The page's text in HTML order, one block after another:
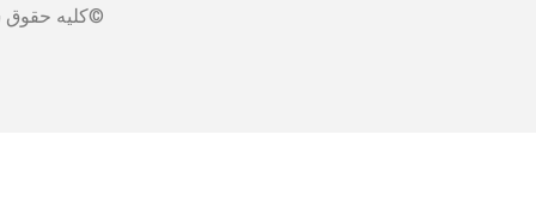
©کلیه حقوق